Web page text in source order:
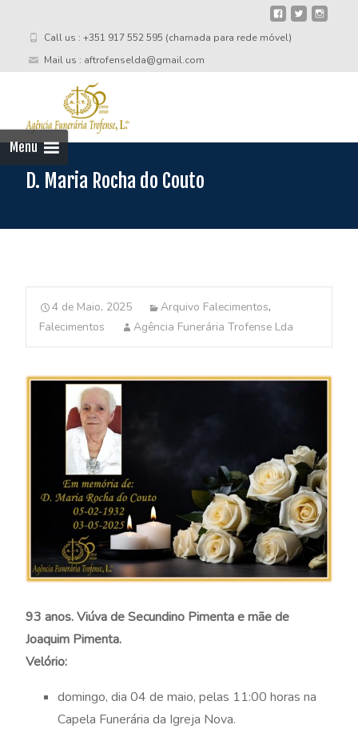
Call us : +351 917 552 595 (chamada para rede móvel)
Mail us : aftrofenselda@gmail.com
Menu
D. Maria Rocha do Couto
4 de Maio, 2025 Arquivo Falecimentos,
Falecimentos
Agência Funerária Trofense Lda
93 anos. Viúva de Secundino Pimenta e mãe de
Joaquim Pimenta.
Velório:
domingo, dia 04 de maio, pelas 11:00 horas na
Capela Funerária da Igreja Nova.